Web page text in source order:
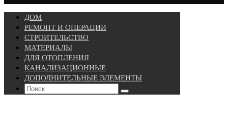
ДОМ
РЕМОНТ И ОПЕРАЦИИ
СТРОИТЕЛЬСТВО
МАТЕРИАЛЫ
ДЛЯ ОТОПЛЕНИЯ
КАНАЛИЗАЦИОННЫЕ
ДОПОЛНИТЕЛЬНЫЕ ЭЛЕМЕНТЫ